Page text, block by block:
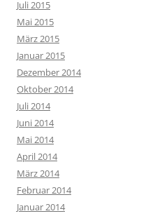
Juli 2015
Mai 2015
März 2015
Januar 2015
Dezember 2014
Oktober 2014
Juli 2014
Juni 2014
Mai 2014
April 2014
März 2014
Februar 2014
Januar 2014